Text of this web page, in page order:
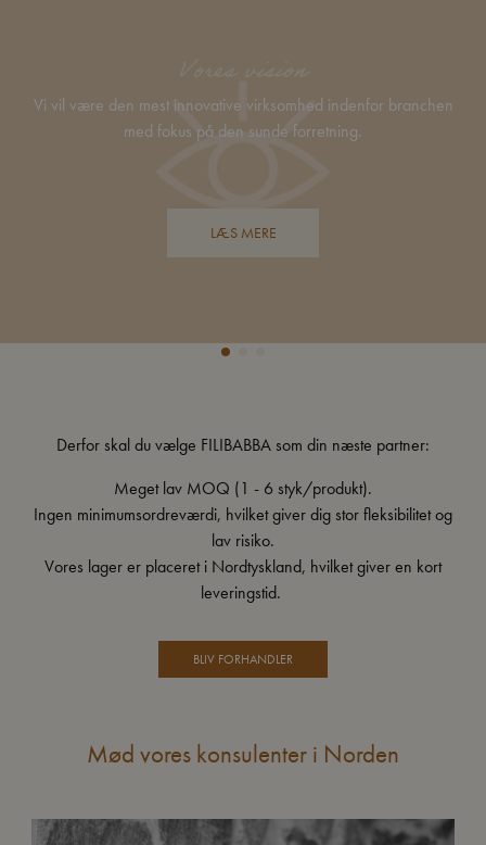
Vores vision
Vi vil være den mest innovative virksomhed indenfor branchen
med fokus på den sunde forretning.
LÆS MERE
Derfor skal du vælge FILIBABBA som din næste partner:
Meget lav MOQ (1 - 6 styk/produkt).
Ingen minimumsordreværdi, hvilket giver dig stor fleksibilitet og
lav risiko.
Vores lager er placeret i Nordtyskland, hvilket giver en kort
leveringstid.
BLIV FORHANDLER
Mød vores konsulenter i Norden